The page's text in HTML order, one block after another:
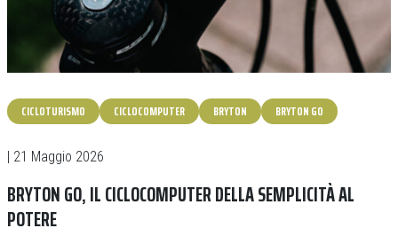
CICLOTURISMO CICLOCOMPUTER BRYTON BRYTON GO
| 21 Maggio 2026
BRYTON GO, IL CICLOCOMPUTER DELLA SEMPLICITÀ AL
POTERE